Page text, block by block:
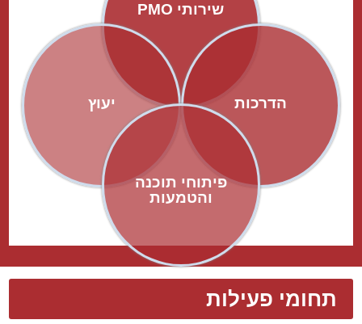
שירותי PMO
יעוץ הדרכות
פיתוחי תוכנה
והטמעות
תחומי פעילות